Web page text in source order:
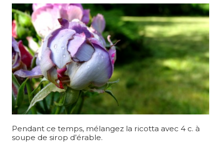
Pendant ce temps, mélangez la ricotta avec 4 c. à
soupe de sirop d’érable.